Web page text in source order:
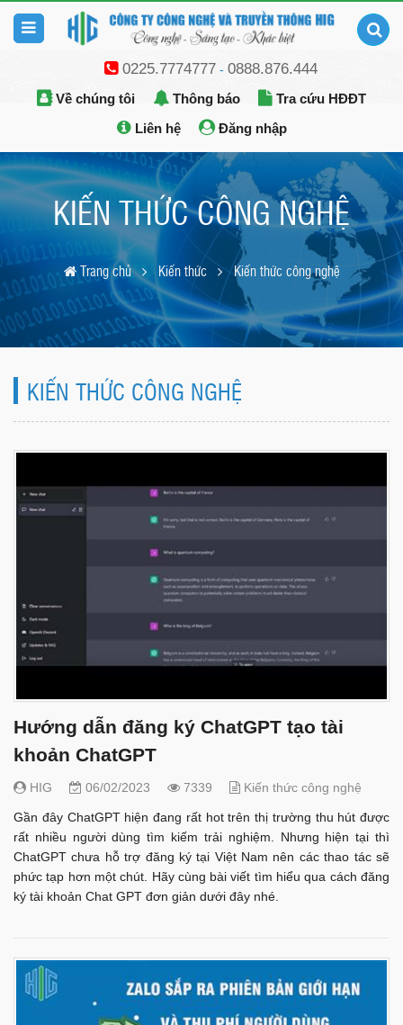
0225.7774777- 0888.876.444
Về chúng tôi Thông báo
Tra cứu HĐĐT
Liên hệ
Đăng nhập
KIẾN THỨC CÔNG NGHỆ
Trang chủ Kiến thức Kiến thức công nghệ
KIẾN THỨC CÔNG NGHỆ
Hướng dẫn đăng ký ChatGPT tạo tài
khoản ChatGPT
HIG 06/02/2023 7339 Kiến thức công nghệ
Gần đây ChatGPT hiện đang rất hot trên thị trường thu hút được
rất nhiều người dùng tìm kiếm trải nghiệm. Nhưng hiện tại thì
ChatGPT chưa hỗ trợ đăng ký tại Việt Nam nên các thao tác sẽ
phức tạp hơn một chút. Hãy cùng bài viết tìm hiểu qua cách đăng
ký tài khoản Chat GPT đơn giản dưới đây nhé.